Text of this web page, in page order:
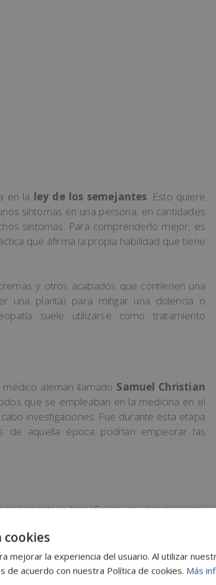
en la ley de los semejantes. Esto quiere
síntomas en una persona, en cantidades
síntomas. Para comprenderlo mejor, es
que afirma la propia habilidad que tiene
y otros acabados que contienen una
una planta) para mitigar una dolencia o
suele utilizarse como tratamiento
alemán llamado Samuel Christian
que se empleaban en la medicina en el
investigaciones. Fue durante esta etapa
de aquella época podrían empeorar las
beneficiosa en el tratamiento
son:
cookies
mejorar la experiencia del usuario. Al utilizar
de acuerdo con nuestra Política de cookies. Más